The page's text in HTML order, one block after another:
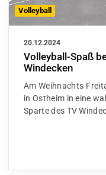
Volleyball
20.12.2024
Volleyball-Spaß
Windecken
Am Weihnachts-
in Ostheim in eine
Sparte des TV